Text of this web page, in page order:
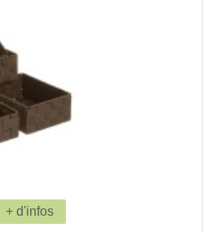
+ d'infos